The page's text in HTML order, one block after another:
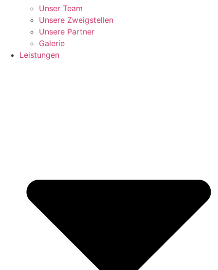
Unser Team
Unsere Zweigstellen
Unsere Partner
Galerie
Leistungen